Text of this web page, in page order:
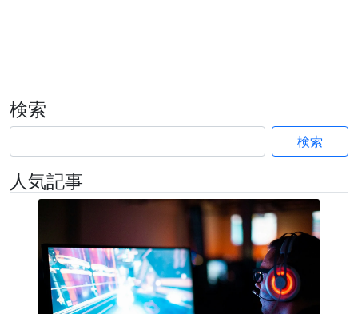
検索
検索
人気記事